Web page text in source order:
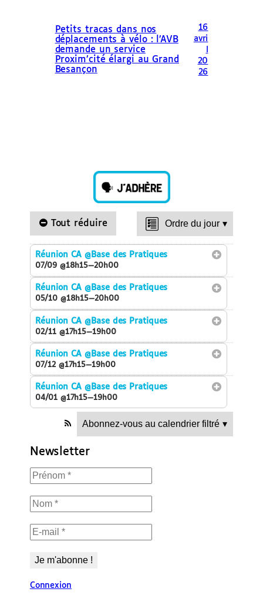
Petits tracas dans nos
déplacements à vélo : l’AVB
demande un service
Proxim’cité élargi au Grand
Besançon
16
avri
20
26
Tout réduire Ordre du jour ▾
Réunion CA@Base des Pratiques
07/09 @18h15—20h00
Réunion CA@Base des Pratiques
05/10 @18h15—20h00
Réunion CA@Base des Pratiques
02/11 @17h15—19h00
Réunion CA@Base des Pratiques
07/12 @17h15—19h00
Réunion CA@Base des Pratiques
04/01 @17h15—19h00
Abonnez-vous au calendrier filtré ▾
Newsletter
Connexion